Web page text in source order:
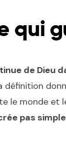
qui
de Dieu
définition
le monde et
pas